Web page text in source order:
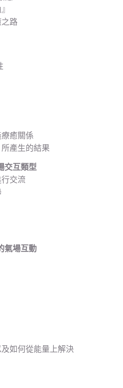
』
之路
療癒關係
所產生的結果
交互類型
行交流
氣場互動
及如何從能量上解決